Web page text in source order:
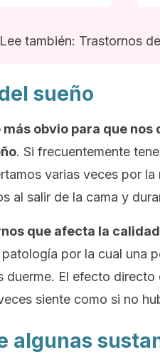
Lee también: Trastornos
sueño
obvio para que
. Si frecuentemente
varias veces por
al salir de la cama y
que afecta la
patología por la cual una
duerme. El efecto directo
siente como si no
algunas